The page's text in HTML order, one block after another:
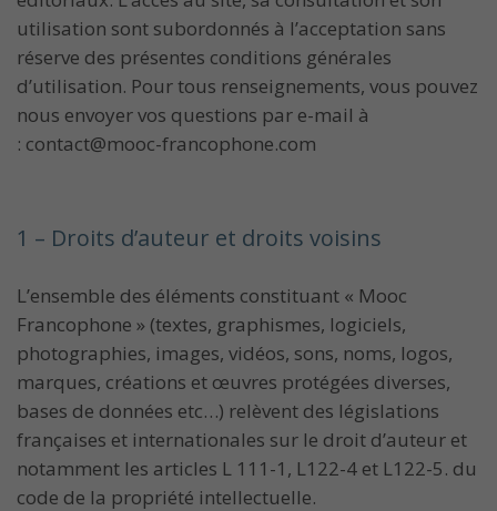
utilisation sont subordonnés à l’acceptation sans
réserve des présentes conditions générales
d’utilisation. Pour tous renseignements, vous pouvez
nous envoyer vos questions par e-mail à
: contact@mooc-francophone.com
1 – Droits d’auteur et droits voisins
L’ensemble des éléments constituant « Mooc
Francophone » (textes, graphismes, logiciels,
photographies, images, vidéos, sons, noms, logos,
marques, créations et œuvres protégées diverses,
bases de données etc…) relèvent des législations
françaises et internationales sur le droit d’auteur et
notamment les articles L 111-1, L122-4 et L122-5. du
code de la propriété intellectuelle.